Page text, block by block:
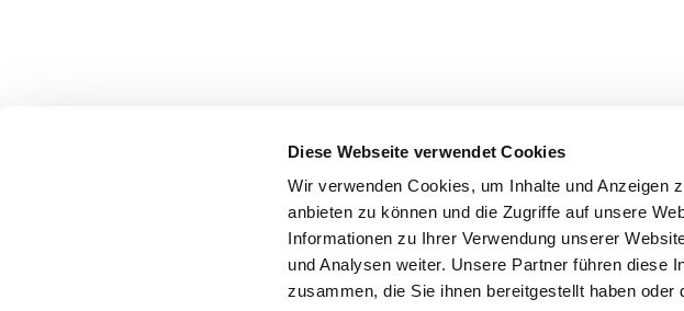
Diese Webseite verwendet Cookies
Wir verwenden Cookies, um Inhalte und Anzeigen
anbieten zu können und die Zugriffe auf unsere
Informationen zu Ihrer Verwendung unserer
und Analysen weiter. Unsere Partner führen diese
zusammen, die Sie ihnen bereitgestellt haben